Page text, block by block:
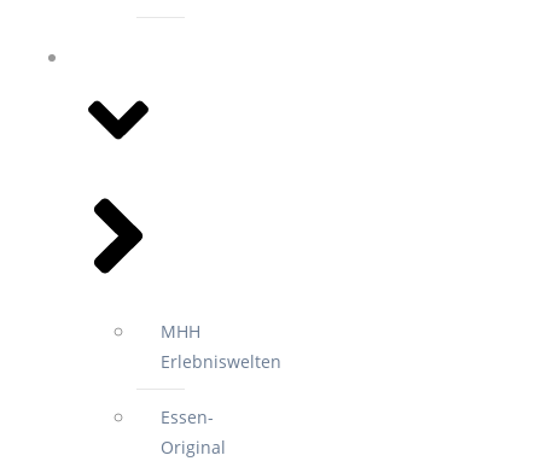
MHH
Erlebniswelten
Essen-
Original